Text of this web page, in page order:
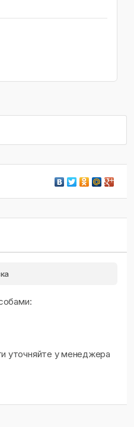
уточняйте у менеджера